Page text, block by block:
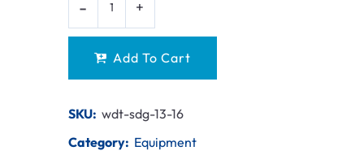
Add To Cart
SKU: wdt-sdg-13-16
Category: Equipment